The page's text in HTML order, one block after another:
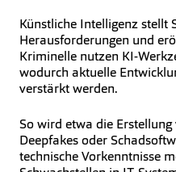
Künstliche Intelligenz stellt
Herausforderungen und
Kriminelle nutzen KI-
wodurch aktuelle
verstärkt werden.
So wird etwa die Erstellung
Deepfakes oder
technische Vorkenntnisse